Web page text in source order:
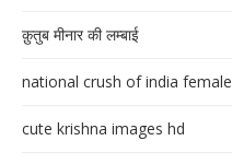
क़ुतुब मीनार की लम्बाई
national crush of india female
cute krishna images hd